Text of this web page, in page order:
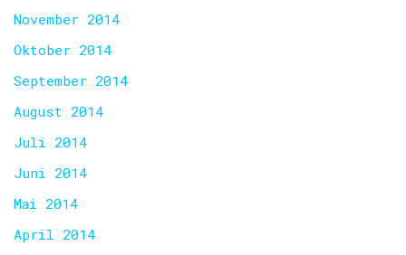
November 2014
Oktober 2014
September 2014
August 2014
Juli 2014
Juni 2014
Mai 2014
April 2014